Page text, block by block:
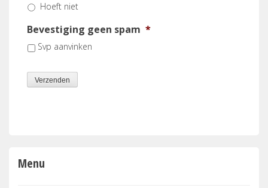
Hoeft niet
Bevestiging geen spam *
Svp aanvinken
Verzenden
Menu